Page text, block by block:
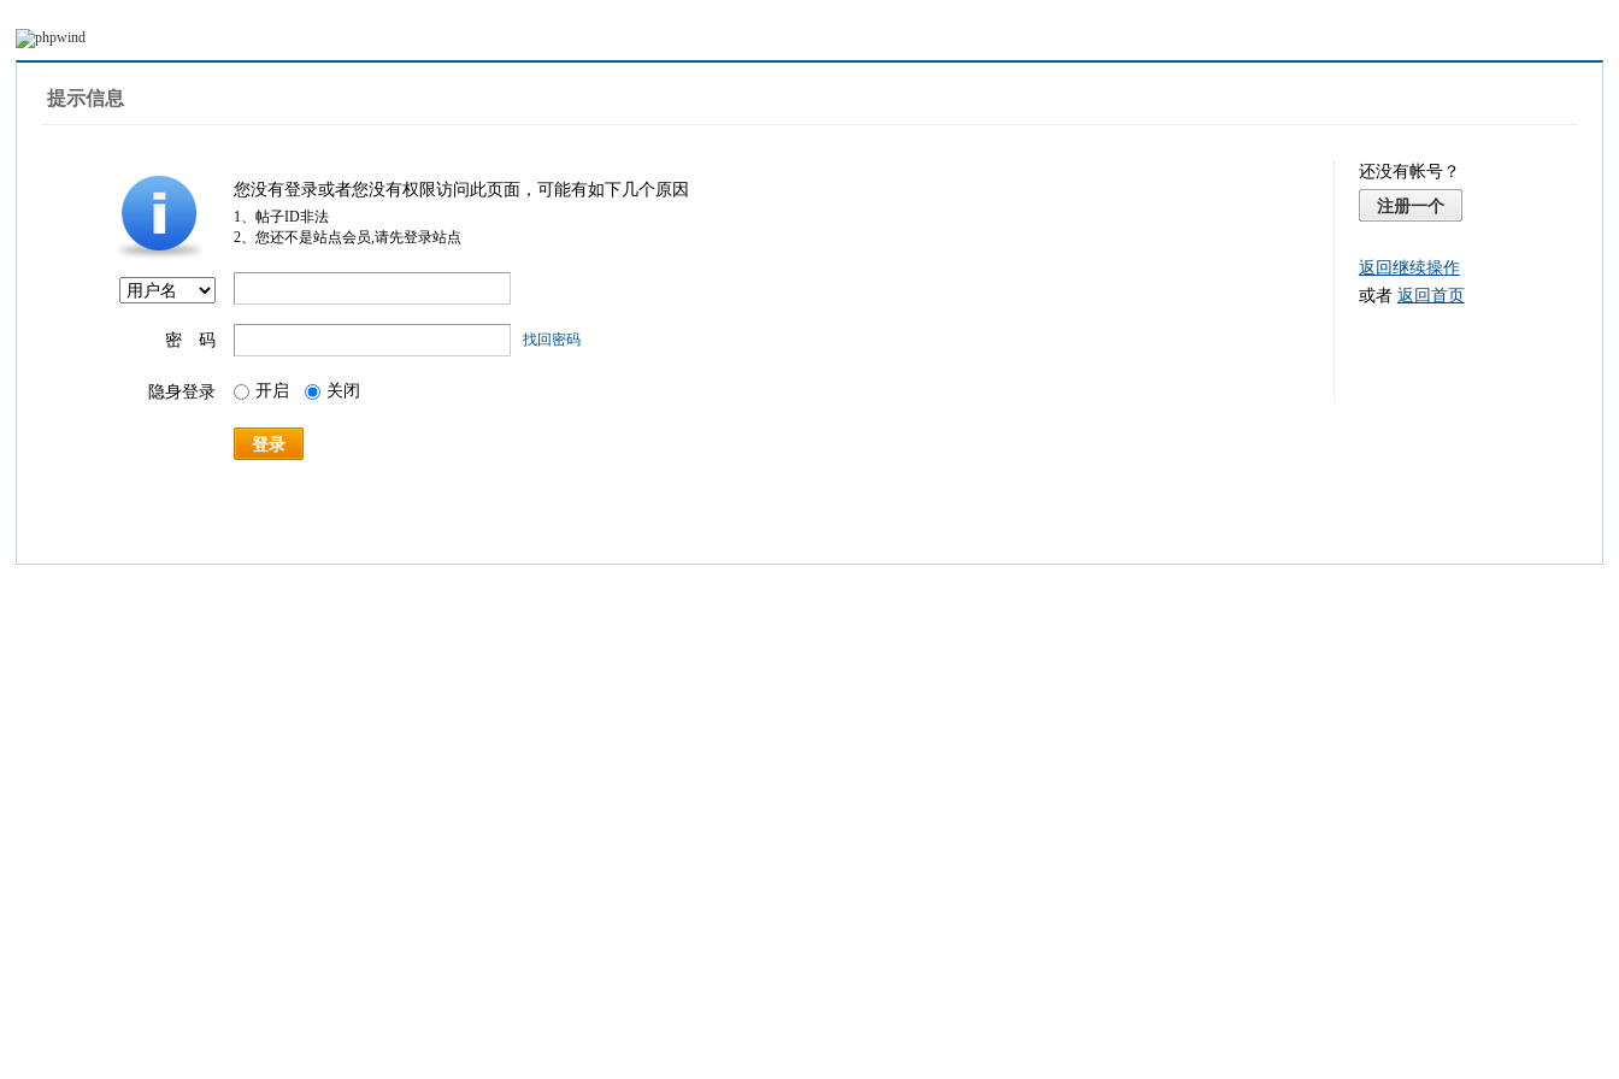
提示信息
您没有登录或者您没有权限访问此页面，可能有如下几个原因
1、帖子ID非法
2、您还不是站点会员,请先登录站点
密 码 找回密码
隐身登录 开启 关闭
登录
还没有帐号？
注册一个
返回继续操作
或者 返回首页